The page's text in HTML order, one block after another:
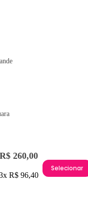
R$ 260,00
R$ 96,40
Selecionar